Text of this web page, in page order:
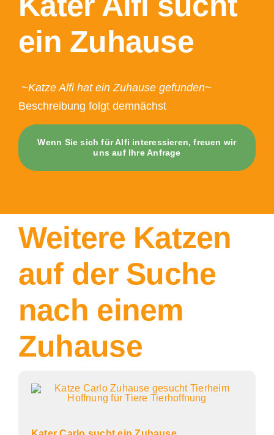
ein Zuhause
~Katze Alfi hat ein Zuhause gefunden~
Beschreibung folgt demnächst
Wenn Sie sich für Alfi interessieren, freuen wir
uns auf Ihre Anfrage
Weitere Katzen
auf der Suche
nach einem
Zuhause